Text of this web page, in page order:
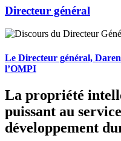
Directeur général
Le Directeur général, Daren
l’OMPI
La propriété
puissant au
développement